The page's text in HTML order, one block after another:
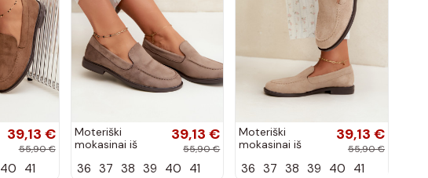
39,13 €
55,90 €
40 41
Moteriški
mokasinai iš
zomšos, molio
39,13 €
55,90 €
36 37 38 39 40 41
Moteriški
mokasinai iš
zomšos, smėlio
39,13 €
55,90 €
36 37 38 39 40 41